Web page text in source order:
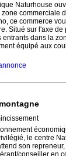
Naturhouse
commerciale
ce commerce
Situé sur l'axe de
entrants dans la
équipé aux
le centre
son